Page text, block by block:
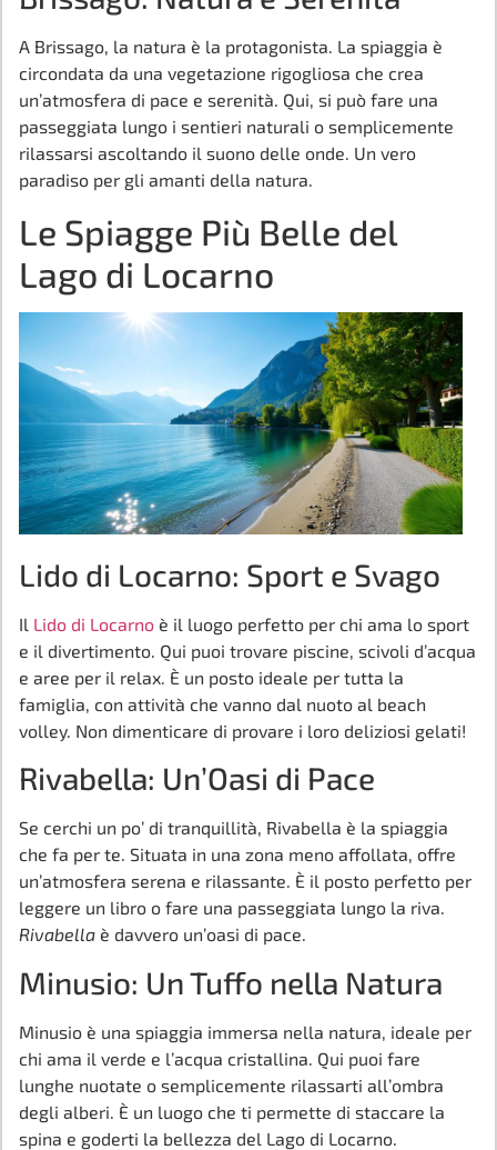
A Brissago, la natura è la protagonista. La spiaggia è
circondata da una vegetazione rigogliosa che crea
un’atmosfera di pace e serenità. Qui, si può fare una
passeggiata lungo i sentieri naturali o semplicemente
rilassarsi ascoltando il suono delle onde. Un vero
paradiso per gli amanti della natura.
Le Spiagge Più Belle del
Lago di Locarno
Lido di Locarno: Sport e Svago
Il Lido di Locarno è il luogo perfetto per chi ama lo sport
e il divertimento. Qui puoi trovare piscine, scivoli d’acqua
e aree per il relax. È un posto ideale per tutta la
famiglia, con attività che vanno dal nuoto al beach
volley. Non dimenticare di provare i loro deliziosi gelati!
Rivabella: Un’Oasi di Pace
Se cerchi un po’ di tranquillità, Rivabella è la spiaggia
che fa per te. Situata in una zona meno affollata, offre
un’atmosfera serena e rilassante. È il posto perfetto per
leggere un libro o fare una passeggiata lungo la riva.
Rivabella è davvero un’oasi di pace.
Minusio: Un Tuffo nella Natura
Minusio è una spiaggia immersa nella natura, ideale per
chi ama il verde e l’acqua cristallina. Qui puoi fare
lunghe nuotate o semplicemente rilassarti all’ombra
degli alberi. È un luogo che ti permette di staccare la
spina e goderti la bellezza del Lago di Locarno.